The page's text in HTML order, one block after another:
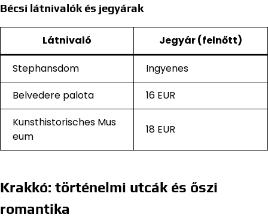
Bécsi látnivalók és jegyárak
Látnivaló Jegyár (felnőtt)
Stephansdom
Ingyenes
Belvedere palota
16 EUR
Kunsthistorisches Mus
eum
18 EUR
Krakkó: történelmi utcák és őszi
romantika